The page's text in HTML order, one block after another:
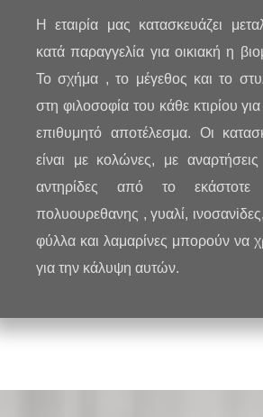
Η εταιρία μας κατασκευάζει
κατά παραγγελία για οικιακή η
Το σχήμα , το μέγεθος και το
στη φιλοσοφία του κάθε κτιρίου
επιθυμητό αποτέλεσμα. Οι
είναι με κολώνες, με
αντηρίδες από το εκάστοτε
πολυουρεθανης , γυαλί,
φύλλα και λαμαρίνες μπορούν να
για την κάλυψη αυτών.